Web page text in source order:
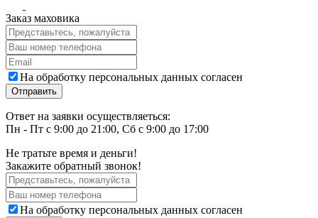
Заказ маховика
На обработку персональных данных согласен
Ответ на заявки осуществляеться:
Пн - Пт с 9:00 до 21:00, Сб с 9:00 до 17:00
Не тратьте время и деньги!
Закажите обратный звонок!
На обработку персональных данных согласен